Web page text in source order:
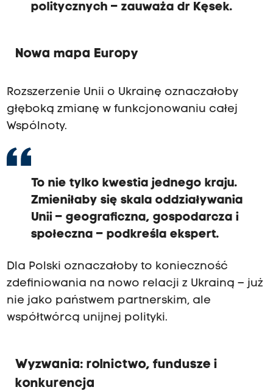
politycznych – zauważa dr Kęsek.
Nowa mapa Europy
Rozszerzenie Unii o Ukrainę oznaczałoby
głęboką zmianę w funkcjonowaniu całej
Wspólnoty.
To nie tylko kwestia jednego kraju.
Zmieniłaby się skala oddziaływania
Unii – geograficzna, gospodarcza i
społeczna – podkreśla ekspert.
Dla Polski oznaczałoby to konieczność
zdefiniowania na nowo relacji z Ukrainą – już
nie jako państwem partnerskim, ale
współtwórcą unijnej polityki.
Wyzwania: rolnictwo, fundusze i
konkurencja